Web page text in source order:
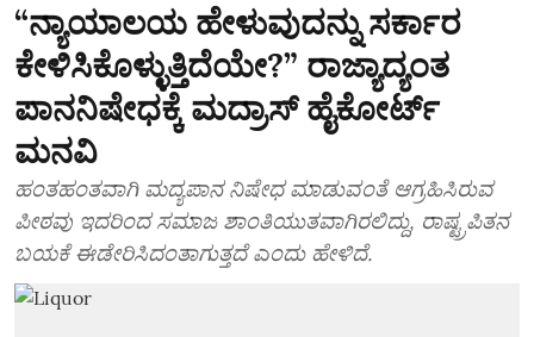
“ನ್ಯಾಯಾಲಯ ಹೇಳುವುದನ್ನು ಸರ್ಕಾರ
ಕೇಳಿಸಿಕೊಳ್ಳುತ್ತಿದೆಯೇ?” ರಾಜ್ಯಾದ್ಯಂತ
ಪಾನನಿಷೇಧಕ್ಕೆ ಮದ್ರಾಸ್‌ ಹೈಕೋರ್ಟ್‌
ಮನವಿ
ಹಂತಹಂತವಾಗಿ ಮದ್ಯಪಾನ ನಿಷೇಧ ಮಾಡುವಂತೆ ಆಗ್ರಹಿಸಿರುವ
ಪೀಠವು ಇದರಿಂದ ಸಮಾಜ ಶಾಂತಿಯುತವಾಗಿರಲಿದ್ದು, ರಾಷ್ಟ್ರಪಿತನ
ಬಯಕೆ ಈಡೇರಿಸಿದಂತಾಗುತ್ತದೆ ಎಂದು ಹೇಳಿದೆ.